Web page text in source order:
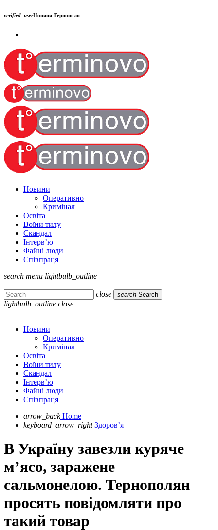
verified_userНовини Тернополя
Новини
Оперативно
Кримінал
Освіта
Воїни тилу
Скандал
Інтерв’ю
Файні люди
Співпраця
search menu lightbulb_outline
close search Search
lightbulb_outline close
Новини
Оперативно
Кримінал
Освіта
Воїни тилу
Скандал
Інтерв’ю
Файні люди
Співпраця
arrow_back Home
keyboard_arrow_right Здоров’я
В Україну завезли куряче
м’ясо, заражене
сальмонелою. Тернополян
просять повідомляти про
такий товар